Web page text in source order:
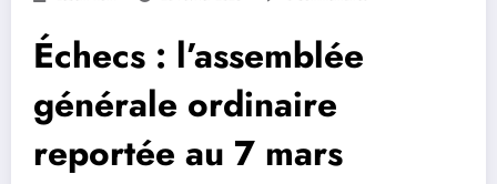
Échecs : l’assemblée
générale ordinaire
reportée au 7 mars